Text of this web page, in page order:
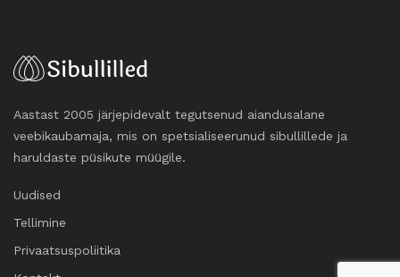
Aastast 2005 järjepidevalt tegutsenud aiandusalane
veebikaubamaja, mis on spetsialiseerunud sibullillede ja
haruldaste püsikute müügile.
Uudised
Tellimine
Privaatsuspoliitika